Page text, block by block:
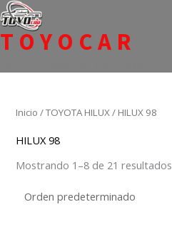
Ir
al
contenido
TOYOCAR
Inicio /TOYOTA HILUX/ HILUX 98
HILUX 98
Mostrando 1–8 de 21 resultados